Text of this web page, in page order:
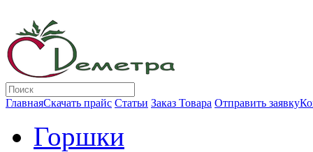
ГлавнаяСкачать прайс Статьи Заказ Товара Отправить заявку
Горшки